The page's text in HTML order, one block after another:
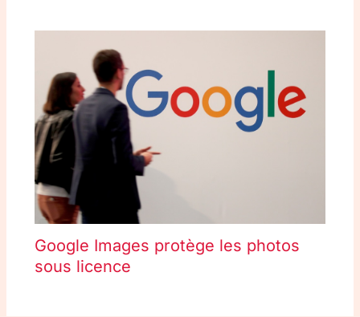
Google Images protège les photos
sous licence